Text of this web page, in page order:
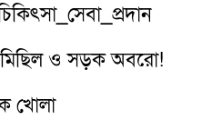
মিছিল ও সড়ক অবরো!
খোলা